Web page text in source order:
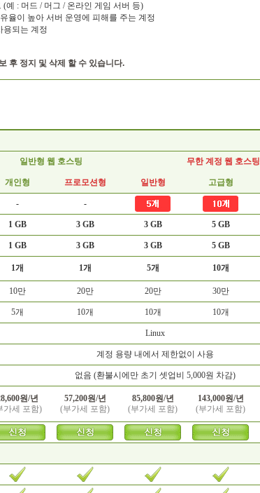
예 : 머드 / 머그 / 온라인 게임 서버 등)
율이 높아 서버 운영에 피해를 주는 계정
용되는 계정
후 정지 및 삭제 할 수 있습니다.
일반형 웹 호스팅 무한 계정 웹 호스팅
개인형 프로모션형 일반형 고급형
- -
1 GB 3 GB 3 GB 5 GB
1 GB 3 GB 3 GB 5 GB
1개 1개 5개 10개
10만 20만 20만 30만
5개 10개 10개 10개
Linux
계정 용량 내에서 제한없이 사용
없음 (환불시에만 초기 셋업비 5,000원 차감)
원/년
가세 포함)
57,200원/년
(부가세 포함)
85,800원/년
(부가세 포함)
143,000원/년
(부가세 포함)